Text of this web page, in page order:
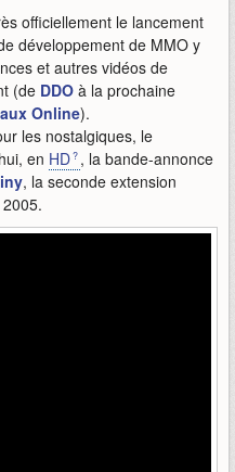
officiellement le lancement
développement de MMO y
et autres vidéos de
(de DDO à la prochaine
Online).
les nostalgiques, le
en HD , la bande-annonce
, la seconde extension